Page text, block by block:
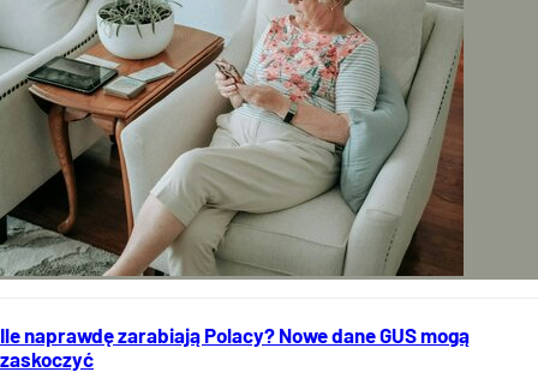
Ile naprawdę zarabiają Polacy? Nowe dane GUS mogą
zaskoczyć